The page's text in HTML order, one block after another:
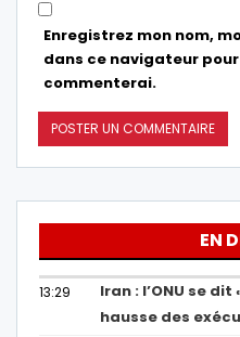
Enregistrez mon nom,
dans ce navigateur
commenterai.
EN
13:29
Iran : l’ONU se
hausse des